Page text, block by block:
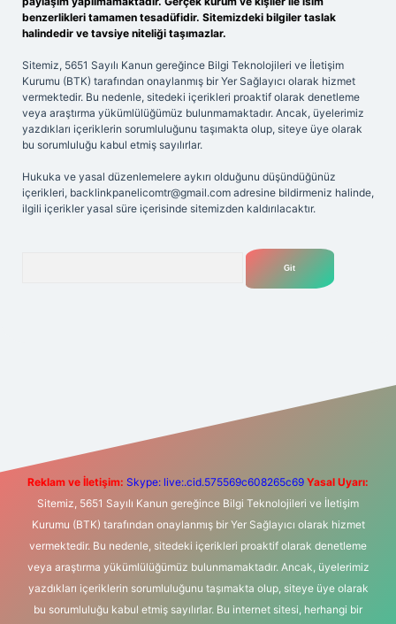
benzerlikleri tamamen tesadüfidir. Sitemizdeki bilgiler taslak
halindedir ve tavsiye niteliği taşımazlar.
Sitemiz, 5651 Sayılı Kanun gereğince Bilgi Teknolojileri ve İletişim
Kurumu (BTK) tarafından onaylanmış bir Yer Sağlayıcı olarak hizmet
vermektedir. Bu nedenle, sitedeki içerikleri proaktif olarak denetleme
veya araştırma yükümlülüğümüz bulunmamaktadır. Ancak, üyelerimiz
yazdıkları içeriklerin sorumluluğunu taşımakta olup, siteye üye olarak
bu sorumluluğu kabul etmiş sayılırlar.
Hukuka ve yasal düzenlemelere aykırı olduğunu düşündüğünüz
içerikleri, backlinkpanelicomtr@gmail.com adresine bildirmeniz halinde,
ilgili içerikler yasal süre içerisinde sitemizden kaldırılacaktır.
m elexbet
Reklam ve İletişim: Skype: live:.cid.575569c608265c69 Yasal Uyarı:
Sitemiz, 5651 Sayılı Kanun gereğince Bilgi Teknolojileri ve İletişim
Kurumu (BTK) tarafından onaylanmış bir Yer Sağlayıcı olarak hizmet
vermektedir. Bu nedenle, sitedeki içerikleri proaktif olarak denetleme
veya araştırma yükümlülüğümüz bulunmamaktadır. Ancak, üyelerimiz
yazdıkları içeriklerin sorumluluğunu taşımakta olup, siteye üye olarak
bu sorumluluğu kabul etmiş sayılırlar. Bu internet sitesi, herhangi bir